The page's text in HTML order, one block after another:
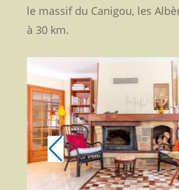
le massif du Canigou, les
à 30 km.